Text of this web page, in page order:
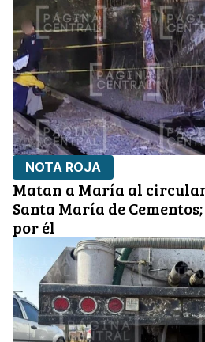
NOTA ROJA
Matan a María al
Santa María de
por él